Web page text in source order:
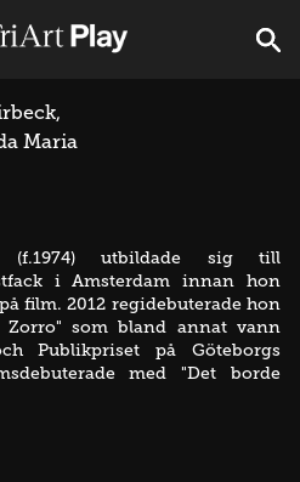
(f.1974) utbildade sig till
i Amsterdam innan hon
film. 2012 regidebuterade hon
som bland annat vann
Publikpriset på Göteborgs
med "Det borde